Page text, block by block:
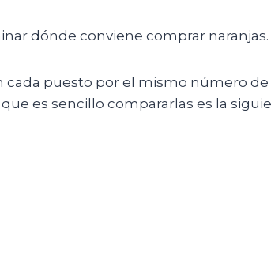
dónde conviene comprar naranjas.
puesto por el mismo número
es sencillo compararlas es la